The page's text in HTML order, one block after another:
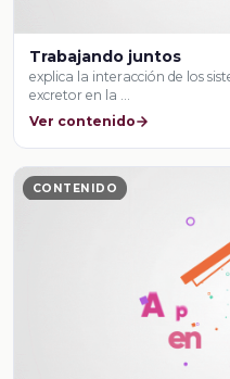
Trabajando juntos
explica la interacción de los
excretor en la …
Ver contenido
CONTENIDO